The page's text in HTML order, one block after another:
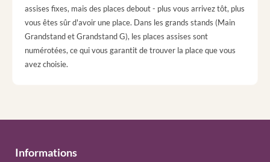
assises fixes, mais des places debout - plus vous arrivez tôt, plus
vous êtes sûr d'avoir une place. Dans les grands stands (Main
Grandstand et Grandstand G), les places assises sont
numérotées, ce qui vous garantit de trouver la place que vous
avez choisie.
Informations